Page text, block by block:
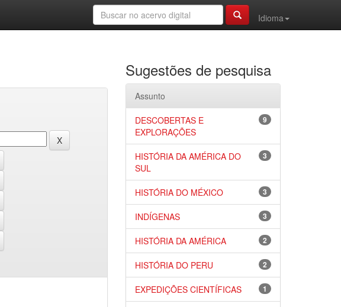
Idioma
Sugestões de pesquisa
Assunto
9
DESCOBERTAS E
EXPLORAÇÕES
3
HISTÓRIA DA AMÉRICA DO
SUL
3
HISTÓRIA DO MÉXICO
3
INDÍGENAS
2
HISTÓRIA DA AMÉRICA
2
HISTÓRIA DO PERU
1
EXPEDIÇÕES CIENTÍFICAS